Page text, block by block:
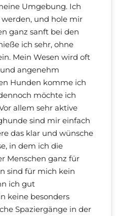
Umgebung. Ich
und hole mir
ganz sanft bei den
ich sehr, ohne
Mein Wesen wird oft
angenehm
Hunden komme ich
möchte ich
allem sehr aktive
sind mir einfach
das klar und wünsche
in dem ich die
Menschen ganz für
sind für mich kein
ich gut
keine besonders
Spaziergänge in der